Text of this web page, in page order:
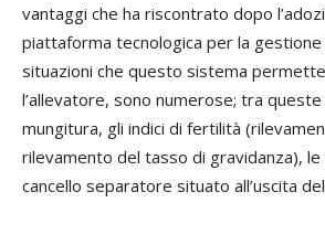
vantaggi che ha riscontrato dopo
piattaforma tecnologica per la gestione
situazioni che questo sistema
l’allevatore, sono numerose; tra
mungitura, gli indici di fertilità
rilevamento del tasso di gravidanza),
cancello separatore situato all’uscita